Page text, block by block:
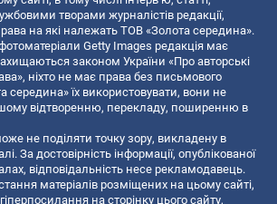
творами журналістів редакції,
на які належать ТОВ «Золота середина».
фотоматеріали Getty Images редакція має
законом України «Про авторські
ніхто не має права без письмового
середина» їх використовувати, вони не
відтворенню, перекладу, поширенню в
не поділяти точку зору, викладену в
За достовірність інформації, опублікованої
відповідальність несе рекламодавець.
матеріалів розміщених на цьому сайті,
на сторінку цього сайту,